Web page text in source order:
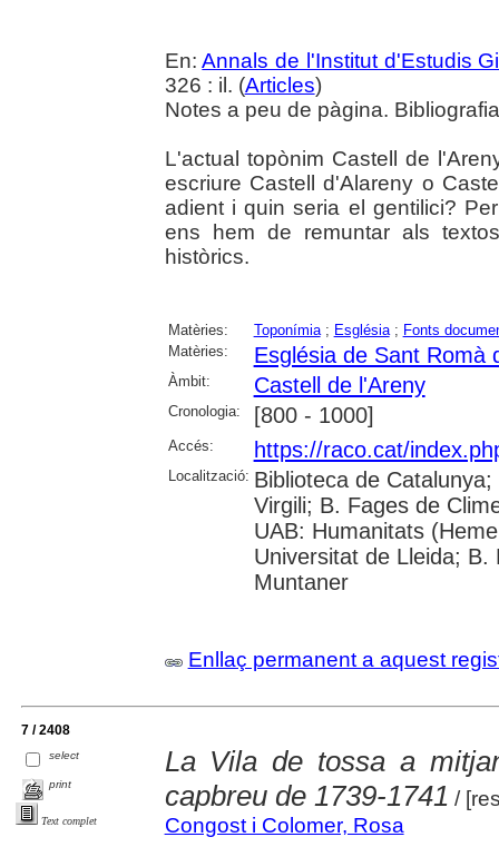
En:Annals de l'Institut d'Estudis
326 : il. (Articles)
Notes a peu de pàgina.
L'actual topònim Castell de
escriure Castell d'Alareny o
adient i quin seria el gentilici?
ens hem de remuntar als
històrics.
Matèries: Toponímia; Església; Fonts
Matèries:
Església de Sant Romà
Àmbit: Castell de l'Areny
Cronologia: [800 - 1000]
Accés: https://raco.cat/
Localització: Biblioteca de
Virgili; B. Fages de
UAB: Humanitats
Universitat de Lleida;
Muntaner
Enllaç permanent a aquest
7 / 2408
select
print
Text complet
La Vila de tossa a
capbreu de 1739-1741 /
Congost i Colomer, Rosa